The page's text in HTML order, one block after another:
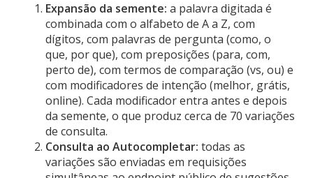
Expansão da semente: a palavra digitada é
combinada com o alfabeto de A a Z, com
dígitos, com palavras de pergunta (como, o
que, por que), com preposições (para, com,
perto de), com termos de comparação (vs, ou) e
com modificadores de intenção (melhor, grátis,
online). Cada modificador entra antes e depois
da semente, o que produz cerca de 70 variações
de consulta.
Consulta ao Autocompletar: todas as
variações são enviadas em requisições